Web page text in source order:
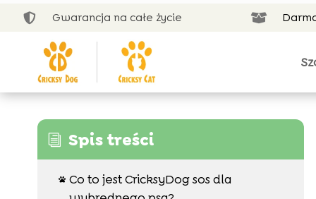
 Gwarancja na całe życie 
i Spis treści
 Co to jest CricksyDog sos dla